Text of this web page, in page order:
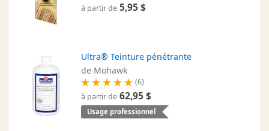
à partir de 5,95 $
Ultra® Teinture pénétrante
de Mohawk
(6)
à partir de 62,95 $
Usage professionnel